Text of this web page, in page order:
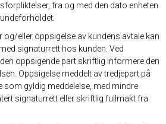
fra og med den dato enheten
og/eller oppsigelse av kundens avtale kan
signaturrett hos kunden. Ved
oppsigende part skriftlig informere den
Oppsigelse meddelt av tredjepart på
som gyldig meddelelse, med mindre
signaturrett eller skriftlig fullmakt fra